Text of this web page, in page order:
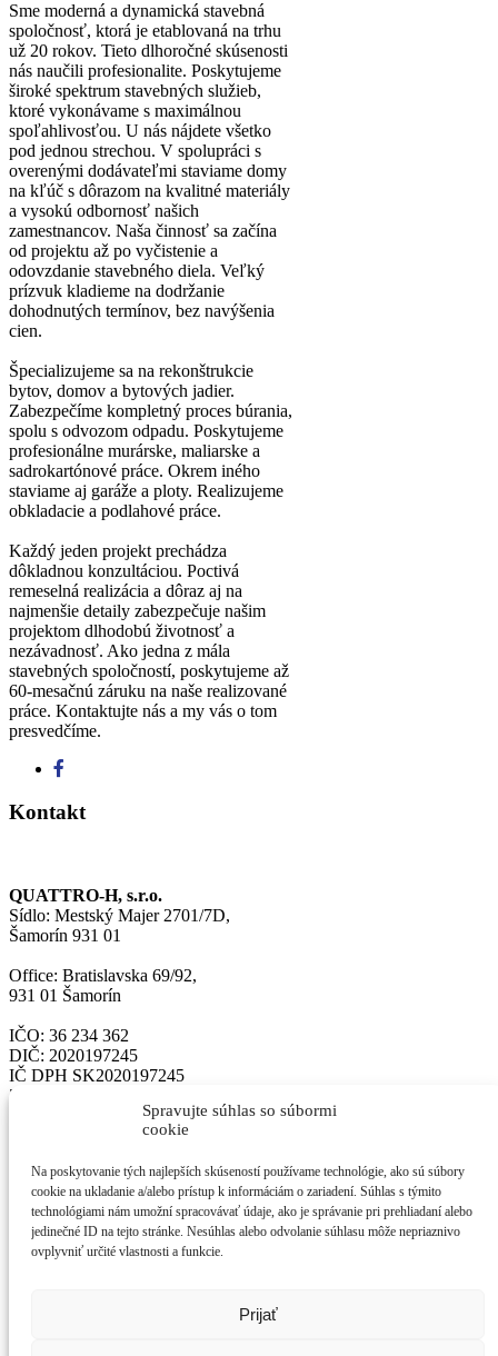
Spravujte súhlas so súbormi
cookie
Na poskytovanie tých najlepších skúseností používame technológie, ako sú súbory
cookie na ukladanie a/alebo prístup k informáciám o zariadení. Súhlas s týmito
technológiami nám umožní spracovávať údaje, ako je správanie pri prehliadaní alebo
jedinečné ID na tejto stránke. Nesúhlas alebo odvolanie súhlasu môže nepriaznivo
ovplyvniť určité vlastnosti a funkcie.
Prijať
Sme moderná a dynamická stavebná
spoločnosť, ktorá je etablovaná na trhu
už 20 rokov. Tieto dlhoročné skúsenosti
nás naučili profesionalite. Poskytujeme
široké spektrum stavebných služieb,
ktoré vykonávame s maximálnou
spoľahlivosťou. U nás nájdete všetko
pod jednou strechou. V spolupráci s
overenými dodávateľmi staviame domy
na kľúč s dôrazom na kvalitné materiály
a vysokú odbornosť našich
zamestnancov. Naša činnosť sa začína
od projektu až po vyčistenie a
odovzdanie stavebného diela. Veľký
prízvuk kladieme na dodržanie
dohodnutých termínov, bez navýšenia
cien.
Špecializujeme sa na rekonštrukcie
bytov, domov a bytových jadier.
Zabezpečíme kompletný proces búrania,
spolu s odvozom odpadu. Poskytujeme
profesionálne murárske, maliarske a
sadrokartónové práce. Okrem iného
staviame aj garáže a ploty. Realizujeme
obkladacie a podlahové práce.
Každý jeden projekt prechádza
dôkladnou konzultáciou. Poctivá
remeselná realizácia a dôraz aj na
najmenšie detaily zabezpečuje našim
projektom dlhodobú životnosť a
nezávadnosť. Ako jedna z mála
stavebných spoločností, poskytujeme až
60-mesačnú záruku na naše realizované
práce. Kontaktujte nás a my vás o tom
presvedčíme.
Kontakt
QUATTRO-H, s.r.o.
Sídlo: Mestský Majer 2701/7D,
Šamorín 931 01
Office: Bratislavska 69/92,
931 01 Šamorín
IČO: 36 234 362
DIČ: 2020197245
IČ DPH SK2020197245
Zapísané v OR OS Trnava vložka č. 11733/T
Email: horvath@quattro-h.sk
www.QUATTRO-H.sk
Facebook: www.facebook.com/quattrohorvath
Bankové spojenie: Tatra banka, IBAN
SK8111000000002628210651